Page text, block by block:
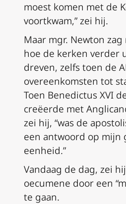
moest komen met de
voortkwam,” zei hij.
Maar mgr. Newton
hoe de kerken verder
dreven, zelfs toen de
overeenkomsten tot
Toen Benedictus XVI
creëerde met
zei hij, “was de
een antwoord op mijn
eenheid.”
Vandaag de dag, zei
oecumene door een
te gaan.